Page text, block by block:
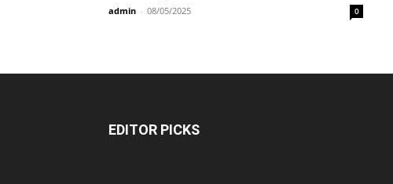
admin - 08/05/2025 0
EDITOR PICKS